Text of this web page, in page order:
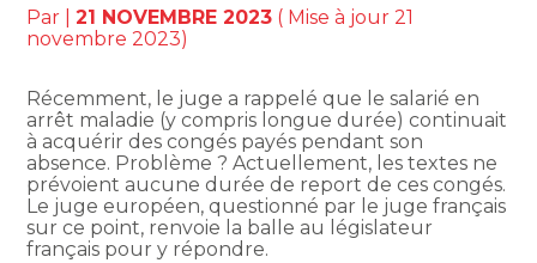
Par |21 NOVEMBRE 2023 ( Mise à jour 21
novembre 2023)
Récemment, le juge a rappelé que le salarié en
arrêt maladie (y compris longue durée) continuait
à acquérir des congés payés pendant son
absence. Problème ? Actuellement, les textes ne
prévoient aucune durée de report de ces congés.
Le juge européen, questionné par le juge français
sur ce point, renvoie la balle au législateur
français pour y répondre.